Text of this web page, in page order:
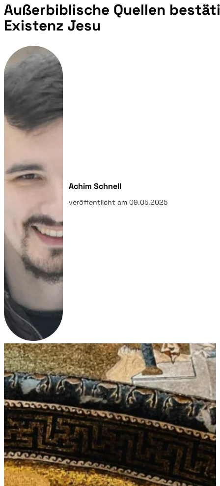
Außerbiblische Quellen
Existenz Jesu
Achim Schnell
veröffentlicht am 09.05.2025